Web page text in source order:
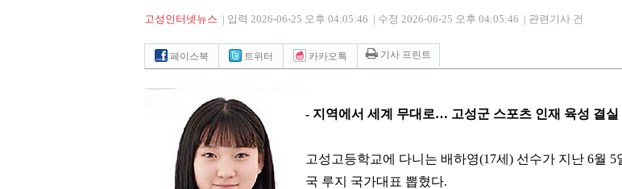
고성인터넷뉴스 입력 2026-06-25 오후 04:05:46 수정 2026-06-25 오후 04:05:46 관련기사 건
페이스북 트위터 카카오톡 기사 프린트
- 지역에서 세계 무대로… 고성군 스포츠 인재 육성 결실
고성고등학교에 다니는 배하영(17세 ) 선수가 지난 6월 5
국 루지 국가대표 뽑혔다.